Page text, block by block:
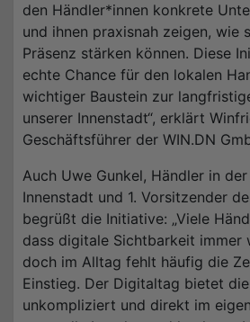
den Händler*innen konkrete
und ihnen praxisnah zeigen, wie
Präsenz stärken können. Diese
echte Chance für den lokalen
wichtiger Baustein zur
unserer Innenstadt“, erklärt
Geschäftsführer der WIN.DN
Auch Uwe Gunkel, Händler in
Innenstadt und 1. Vorsitzender
begrüßt die Initiative: „Viele
dass digitale Sichtbarkeit immer
doch im Alltag fehlt häufig die
Einstieg. Der Digitaltag bietet
unkompliziert und direkt im